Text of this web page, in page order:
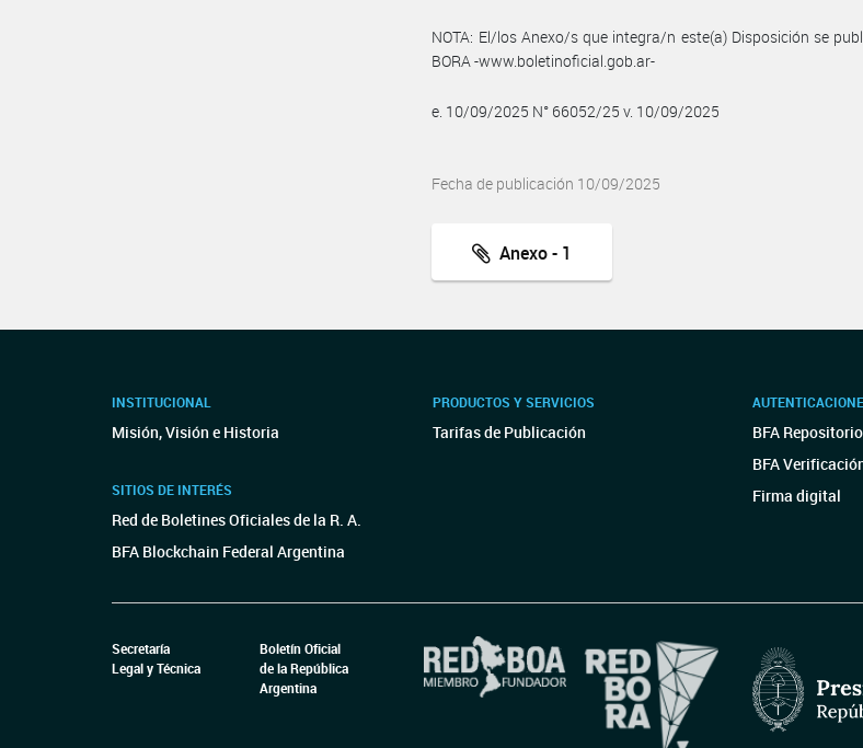
NOTA: El/los Anexo/s que integra/n este(a) Disposición se
BORA -www.boletinoficial.gob.ar-
e. 10/09/2025 N° 66052/25 v. 10/09/2025
Fecha de publicación 10/09/2025
Anexo - 1
INSTITUCIONAL
Misión, Visión e Historia
SITIOS DE INTERÉS
Red de Boletines Oficiales de la R. A.
BFA Blockchain Federal Argentina
PRODUCTOS Y SERVICIOS
Tarifas de Publicación
BFA
BFA
Firma digital
Secretaría
Legal y Técnica
Boletín Oficial
de la República
Argentina